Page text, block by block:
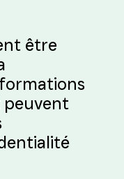
être
peuvent